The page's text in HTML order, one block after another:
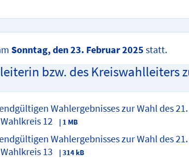
Sonntag, den 23. Februar 2025 statt.
bzw. des Kreiswahlleiters
Wahlergebnisses zur Wahl des 21.
12
| 1 MB
Wahlergebnisses zur Wahl des 21.
13
| 314 kB